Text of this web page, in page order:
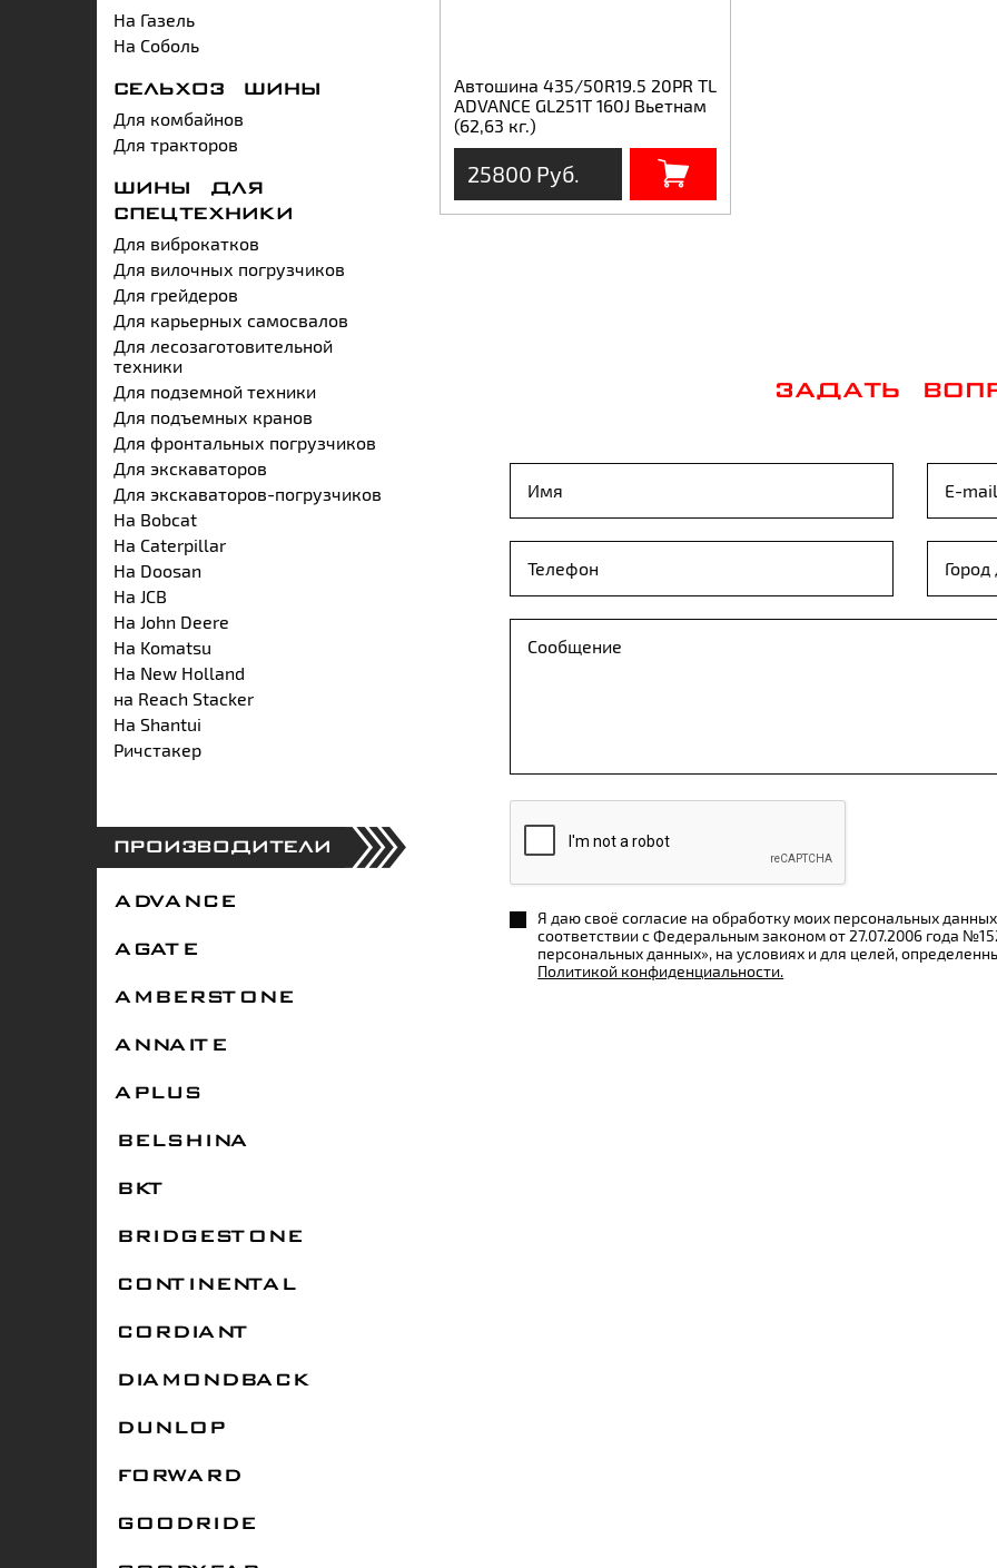
На Газель
На Соболь
СЕЛЬХОЗ ШИНЫ
Для комбайнов
Для тракторов
ШИНЫ ДЛЯ
СПЕЦТЕХНИКИ
Для виброкатков
Для вилочных погрузчиков
Для грейдеров
Для карьерных самосвалов
Для лесозаготовительной
техники
Для подземной техники
Для подъемных кранов
Для фронтальных погрузчиков
Для экскаваторов
Для экскаваторов-погрузчиков
На Bobcat
На Caterpillar
На Doosan
На JCB
На John Deere
На Komatsu
На New Holland
на Reach Stacker
На Shantui
Ричстакер
ПРОИЗВОДИТЕЛИ
ADVANCE
AGATE
AMBERSTONE
ANNAITE
APLUS
BELSHINA
BKT
BRIDGESTONE
CONTINENTAL
CORDIANT
DIAMONDBACK
DUNLOP
FORWARD
GOODRIDE
Автошина 435/50R19.5 20PR TL
ADVANCE GL251T 160J Вьетнам
(62,63 кг.)
25800 Руб.
ЗАДАТЬ
Я даю своё согласие на обработку моих персональных
соответствии с Федеральным законом от 27.07.2006 года
персональных данных», на условиях и для целей,
Политикой конфиденциальности.